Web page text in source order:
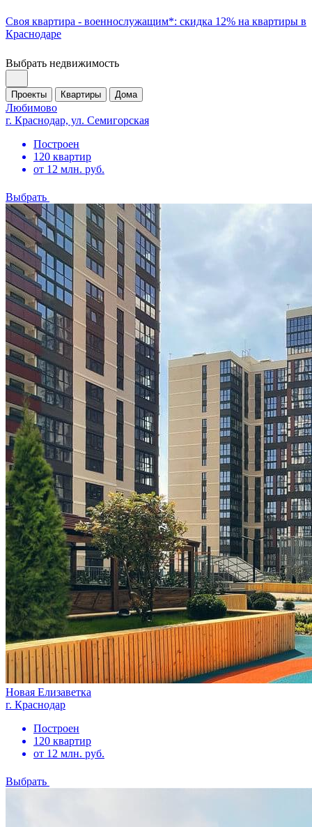
Своя квартира - военнослужащим*: скидка 12% на квартиры в
Краснодаре
Выбрать недвижимость
Проекты Квартиры Дома
Любимово
г. Краснодар, ул. Семигорская
Построен
120 квартир
от 12 млн. руб.
Выбрать
Новая Елизаветка
г. Краснодар
Построен
120 квартир
от 12 млн. руб.
Выбрать